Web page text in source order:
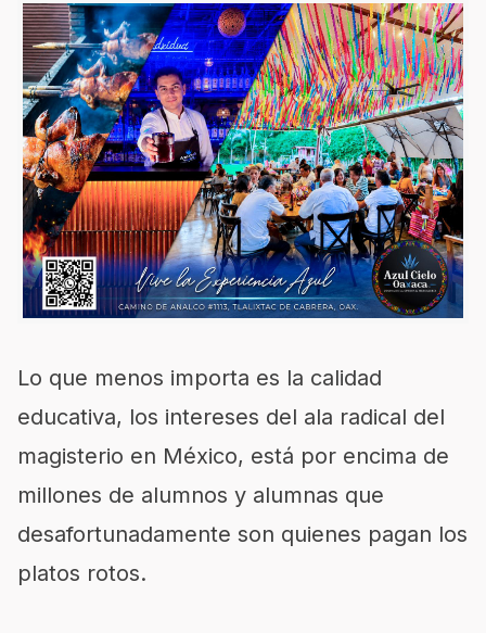
Lo que menos importa es la calidad
educativa, los intereses del ala radical del
magisterio en México, está por encima de
millones de alumnos y alumnas que
desafortunadamente son quienes pagan los
platos rotos.